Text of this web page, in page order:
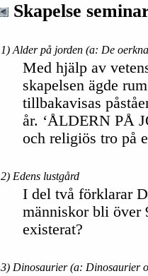
Skapelse
1) Alder på jorden (a: De
Med hjälp av
skapelsen ägde
tillbakavisas
år. ‘ÅLDERN PÅ
och religiös tro på
2) Edens lustgård
I del två förklarar
människor bli över
existerat?
3) Dinosaurier (a: Dinosaurier